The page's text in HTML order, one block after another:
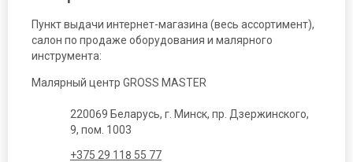
Пункт выдачи интернет-магазина (весь ассортимент),
салон по продаже оборудования и малярного
инструмента:
Малярный центр GROSS MASTER
220069 Беларусь, г. Минск, пр. Дзержинского,
9, пом. 1003
+375 29 118 55 77